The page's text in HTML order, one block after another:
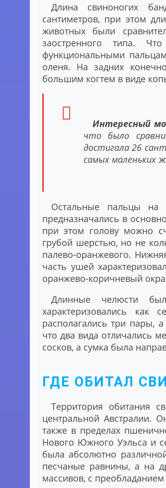
Длина свиноногих
сантиметров, при этом
животных были
заостренного типа.
функциональными
оленя. На задних
большим когтем в виде
Интересный
что было
достигала 26
самых маленьких
Остальные пальцы на
предназначались в
при этом голову можно
грубой шерстью, но не
палево-оранжевого.
часть ушей
оранжево-коричневый
Длинные челюсти
характеризовались
располагались три пары,
что два вида отличались
сосков, а сумка была
ГДЕ ОБИТАЛ
Территория обитания
центральной Австралии.
также в пределах
Нового Южного Уэльса и
была абсолютно
песчаные равнины, а на
массивов, с